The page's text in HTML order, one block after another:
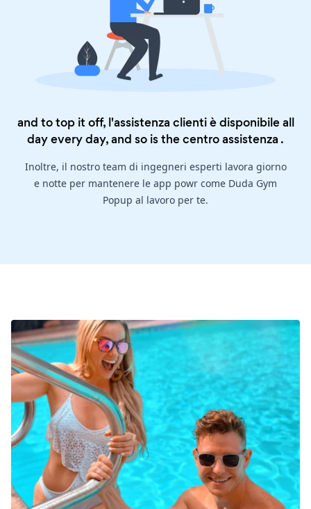
and to top it off, l'assistenza clienti è disponibile all
day every day, and so is thecentro assistenza .
Inoltre, il nostro team di ingegneri esperti lavora giorno
e notte per mantenere le app powr come Duda Gym
Popup al lavoro per te.